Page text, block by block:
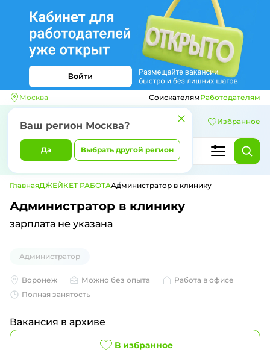
Москва
Ваш регион Москва?
Да Выбрать другой регион
СоискателямРаботодателям
Избранное
ГлавнаяДЖЕЙКЕТ РАБОТААдминистратор в клинику
Администратор в клинику
зарплата не указана
Администратор
Воронеж Можно без опыта
Работа в офисе
Полная занятость
Вакансия в архиве
В избранное